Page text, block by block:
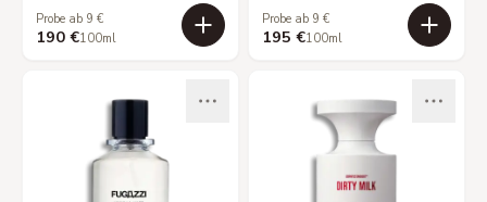
Probe ab 9 €
190 €100ml
Probe ab 9 €
195 €100ml